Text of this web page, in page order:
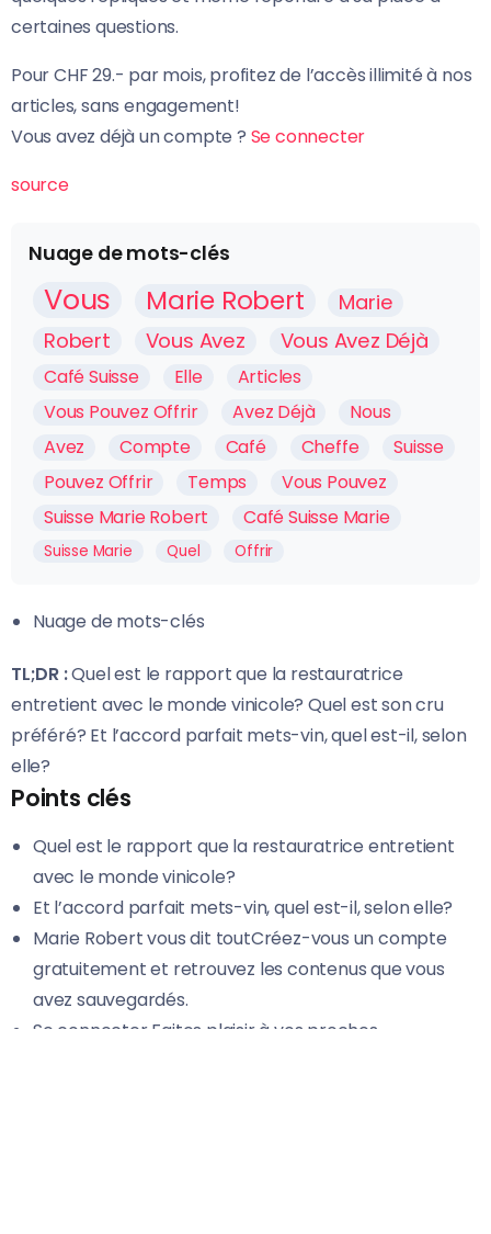
certaines questions.
Pour CHF 29.- par mois, profitez de l’accès illimité à nos
articles, sans engagement!
Vous avez déjà un compte ? Se connecter
source
Nuage de mots-clés
Vous Marie Robert
Marie
Robert
Vous Avez Vous Avez Déjà
Café Suisse Elle
Articles
Vous Pouvez Offrir
Avez Déjà
Nous
Avez
Compte Café Cheffe
Suisse
Pouvez Offrir
Temps
Vous Pouvez
Suisse Marie Robert
Café Suisse Marie
Suisse Marie Quel Offrir
Nuage de mots-clés
TL;DR :Quel est le rapport que la restauratrice
entretient avec le monde vinicole? Quel est son cru
préféré? Et l’accord parfait mets-vin, quel est-il, selon
elle?
Points clés
Quel est le rapport que la restauratrice entretient
avec le monde vinicole?
Et l’accord parfait mets-vin, quel est-il, selon elle?
Marie Robert vous dit toutCréez-vous un compte
gratuitement et retrouvez les contenus que vous
avez sauvegardés.
Se connecter Faites plaisir à vos proches.